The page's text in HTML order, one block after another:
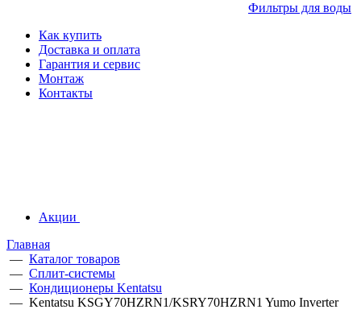
Фильтры для воды
Как купить
Доставка и оплата
Гарантия и сервис
Монтаж
Контакты
Акции
Главная
— Каталог товаров
— Сплит-системы
— Кондиционеры Kentatsu
— Kentatsu KSGY70HZRN1/KSRY70HZRN1 Yumo Inverter